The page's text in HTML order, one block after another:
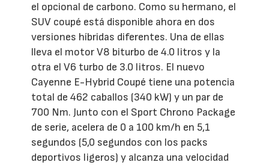
el opcional de carbono. Como su hermano, el
SUV coupé está disponible ahora en dos
versiones híbridas diferentes. Una de ellas
lleva el motor V8 biturbo de 4.0 litros y la
otra el V6 turbo de 3.0 litros. El nuevo
Cayenne E-Hybrid Coupé tiene una potencia
total de 462 caballos (340 kW) y un par de
700 Nm. Junto con el Sport Chrono Package
de serie, acelera de 0 a 100 km/h en 5,1
segundos (5,0 segundos con los packs
deportivos ligeros) y alcanza una velocidad